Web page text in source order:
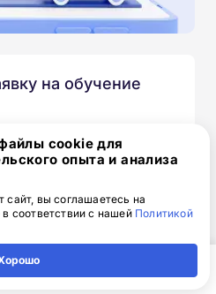
на обучение
и отправьте по
academy.ru
номер телефон.
с вами и утонит все
cookie для
опыта и анализа
сайт, вы соглашаетесь на
соответствии с нашей Политикой